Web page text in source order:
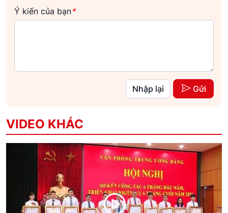
Ý kiến của bạn*
Nhập lại Gửi
VIDEO KHÁC